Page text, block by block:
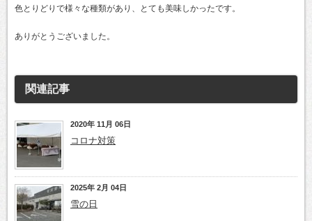
色とりどりで様々な種類があり、とても美味しかったです。
ありがとうございました。
関連記事
2020年 11月 06日
コロナ対策
2025年 2月 04日
雪の日